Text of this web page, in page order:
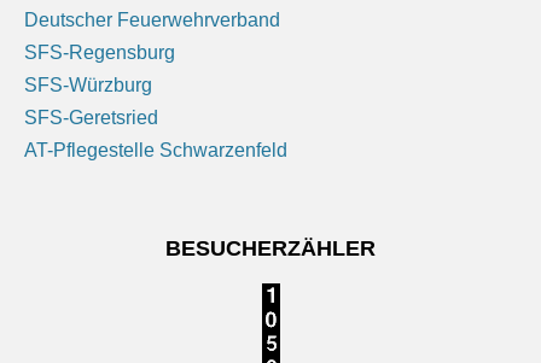
Das Regionalwetter für Unterfranken: Überwiegend
sonnig. Nachts klar, Abkühlung auf 14 bis 9 Grad.
Mittelfranken: Sonne und Wolken. Nachts meist klar,
Das Regionalwetter für Mittelfranken: Sonne und
Wolken. Nachts meist klar, Abkühlung auf 14 bis 11
Deutscher Feuerwehrverband
SFS-Regensburg
SFS-Würzburg
SFS-Geretsried
AT-Pflegestelle Schwarzenfeld
BESUCHERZÄHLER